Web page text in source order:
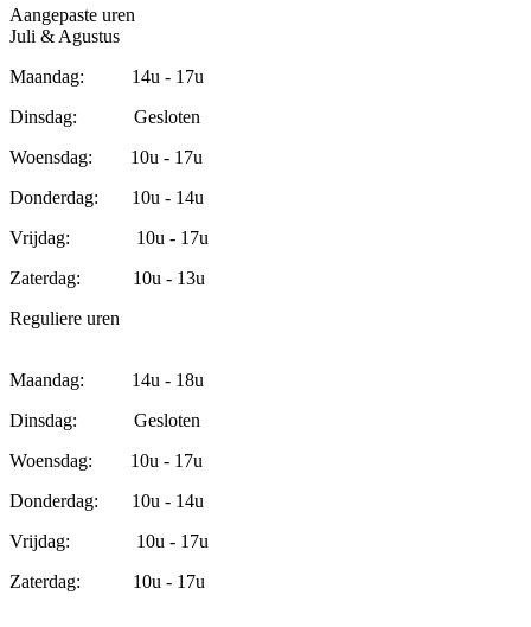
Aangepaste uren
Juli & Agustus
Maandag: 14u - 17u
Dinsdag: Gesloten
Woensdag: 10u - 17u
Donderdag: 10u - 14u
Vrijdag: 10u - 17u
Zaterdag: 10u - 13u
Reguliere uren
Maandag: 14u - 18u
Dinsdag: Gesloten
Woensdag: 10u - 17u
Donderdag: 10u - 14u
Vrijdag: 10u - 17u
Zaterdag: 10u - 17u